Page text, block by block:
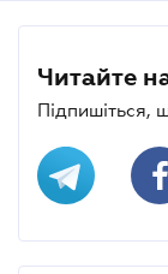
Читайте
Підпишіться,